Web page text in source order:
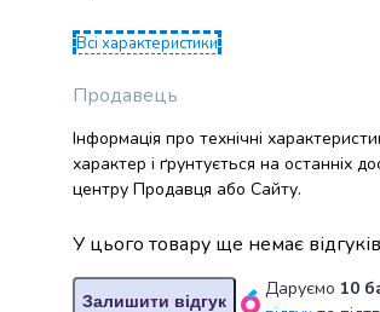
гумка
та
льодяники
Жувальні
цукерки
Зефір
маршмелоу
Мармелад
Всі характеристики
Продавець
Інформація про технічні
характер і ґрунтується на останніх
центру Продавця або Сайту.
У цього товару ще немає
Залишити відгук
Даруємо 10